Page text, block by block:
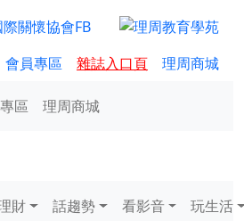
會員專區 雜誌入口頁 理周商城
區 理周商城
財 話趨勢 看影音 玩生活